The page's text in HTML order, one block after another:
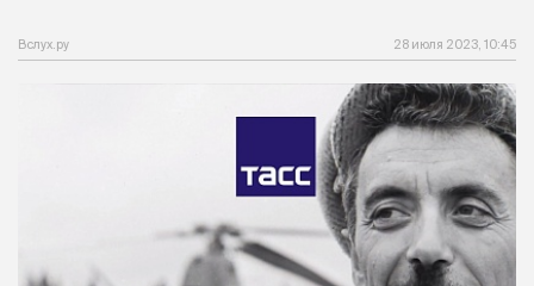
Вслух.ру 28 июля 2023, 10:45